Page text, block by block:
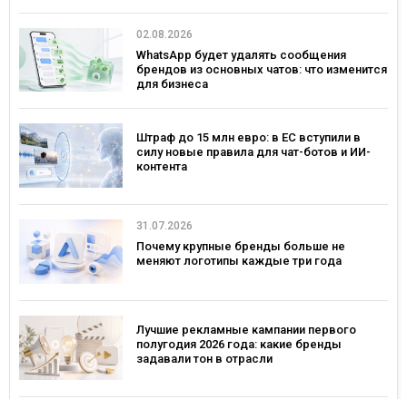
02.08.2026
WhatsApp будет удалять сообщения
брендов из основных чатов: что изменится
для бизнеса
Штраф до 15 млн евро: в ЕС вступили в
силу новые правила для чат-ботов и ИИ-
контента
31.07.2026
Почему крупные бренды больше не
меняют логотипы каждые три года
Лучшие рекламные кампании первого
полугодия 2026 года: какие бренды
задавали тон в отрасли